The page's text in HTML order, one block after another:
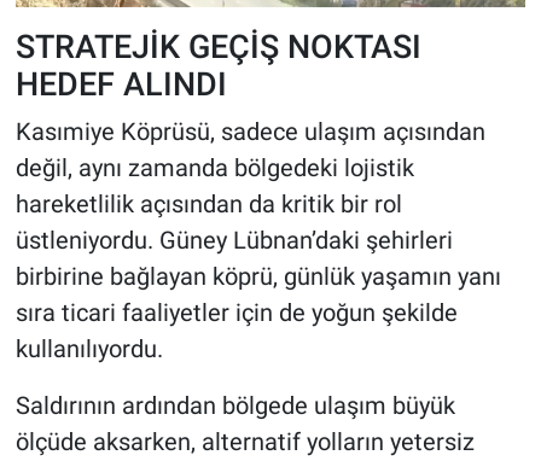
STRATEJİK GEÇİŞ NOKTASI
HEDEF ALINDI
Kasımiye Köprüsü, sadece ulaşım açısından
değil, aynı zamanda bölgedeki lojistik
hareketlilik açısından da kritik bir rol
üstleniyordu. Güney Lübnan’daki şehirleri
birbirine bağlayan köprü, günlük yaşamın yanı
sıra ticari faaliyetler için de yoğun şekilde
kullanılıyordu.
Saldırının ardından bölgede ulaşım büyük
ölçüde aksarken, alternatif yolların yetersiz